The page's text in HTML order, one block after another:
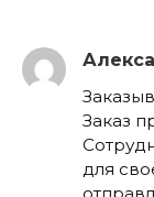
Заказ
для